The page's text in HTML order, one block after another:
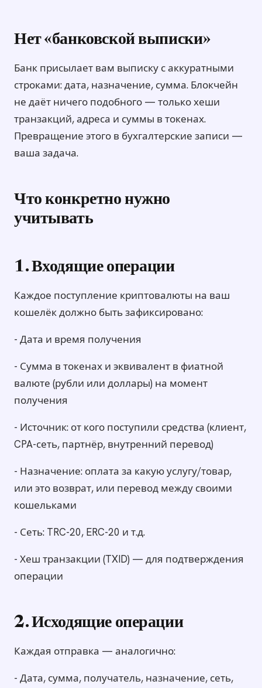
Нет «банковской выписки»
Банк присылает вам выписку с аккуратными
строками: дата, назначение, сумма. Блокчейн
не даёт ничего подобного — только хеши
транзакций, адреса и суммы в токенах.
Превращение этого в бухгалтерские записи —
ваша задача.
Что конкретно нужно
учитывать
1. Входящие операции
Каждое поступление криптовалюты на ваш
кошелёк должно быть зафиксировано:
- Дата и время получения
- Сумма в токенах и эквивалент в фиатной
валюте (рубли или доллары) на момент
получения
- Источник: от кого поступили средства (клиент,
CPA-сеть, партнёр, внутренний перевод)
- Назначение: оплата за какую услугу/товар,
или это возврат, или перевод между своими
кошельками
- Сеть: TRC-20, ERC-20 и т.д.
- Хеш транзакции (TXID) — для подтверждения
операции
2. Исходящие операции
Каждая отправка — аналогично:
- Дата, сумма, получатель, назначение, сеть,